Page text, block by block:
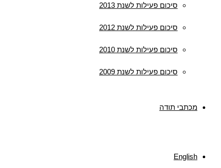
סיכום פעילות לשנת 2013
סיכום פעילות לשנת 2012
סיכום פעילות לשנת 2010
סיכום פעילות לשנת 2009
מכתבי תודה
English